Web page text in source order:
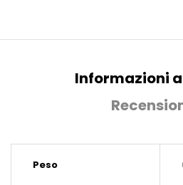
Informazioni
Peso